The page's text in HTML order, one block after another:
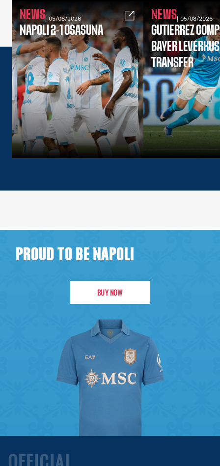
NEWS| 05/08/2026
NAPOLI 2-1 OSASUNA
NEWS| 05/08/2026
GUTIERREZ
BAYER
TRANSFER
PROUD TO BE NAPOLI
BUY NOW